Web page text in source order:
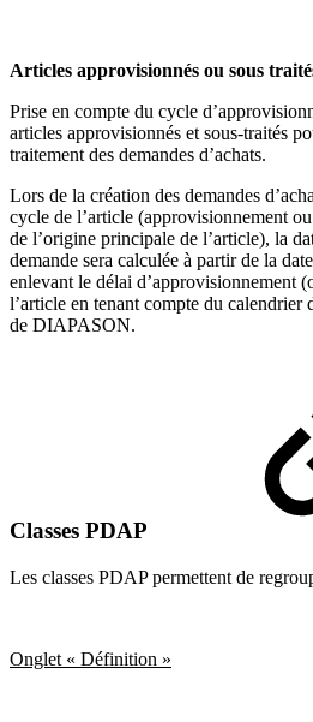
Articles approvisionnés ou sous
Prise en compte du cycle
articles approvisionnés et sous-traités
traitement des demandes d’achats.
Lors de la création des demandes
cycle de l’article (approvisionnement
de l’origine principale de l’article), la
demande sera calculée à partir de la
enlevant le délai d’approvisionnement
l’article en tenant compte du calendrier
de DIAPASON.
Classes PDAP
Les classes PDAP permettent de
Onglet « Définition »